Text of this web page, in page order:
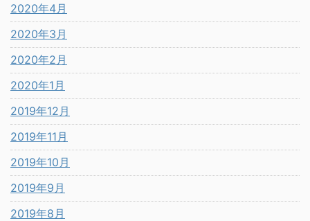
2020年4月
2020年3月
2020年2月
2020年1月
2019年12月
2019年11月
2019年10月
2019年9月
2019年8月